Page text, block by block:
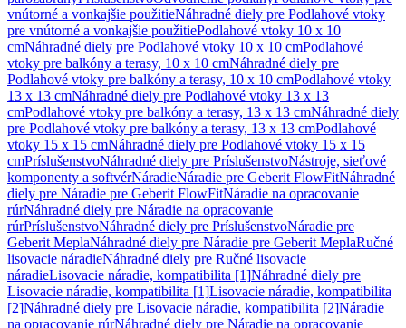
vnútorné a vonkajšie použitieNáhradné diely pre Podlahové vtoky
pre vnútorné a vonkajšie použitiePodlahové vtoky 10 x 10
cmNáhradné diely pre Podlahové vtoky 10 x 10 cmPodlahové
vtoky pre balkóny a terasy, 10 x 10 cmNáhradné diely pre
Podlahové vtoky pre balkóny a terasy, 10 x 10 cmPodlahové vtoky
13 x 13 cmNáhradné diely pre Podlahové vtoky 13 x 13
cmPodlahové vtoky pre balkóny a terasy, 13 x 13 cmNáhradné diely
pre Podlahové vtoky pre balkóny a terasy, 13 x 13 cmPodlahové
vtoky 15 x 15 cmNáhradné diely pre Podlahové vtoky 15 x 15
cmPríslušenstvoNáhradné diely pre PríslušenstvoNástroje, sieťové
komponenty a softvérNáradieNáradie pre Geberit FlowFitNáhradné
diely pre Náradie pre Geberit FlowFitNáradie na opracovanie
rúrNáhradné diely pre Náradie na opracovanie
rúrPríslušenstvoNáhradné diely pre PríslušenstvoNáradie pre
Geberit MeplaNáhradné diely pre Náradie pre Geberit MeplaRučné
lisovacie náradieNáhradné diely pre Ručné lisovacie
náradieLisovacie náradie, kompatibilita [1]Náhradné diely pre
Lisovacie náradie, kompatibilita [1]Lisovacie náradie, kompatibilita
[2]Náhradné diely pre Lisovacie náradie, kompatibilita [2]Náradie
na opracovanie rúrNáhradné diely pre Náradie na opracovanie